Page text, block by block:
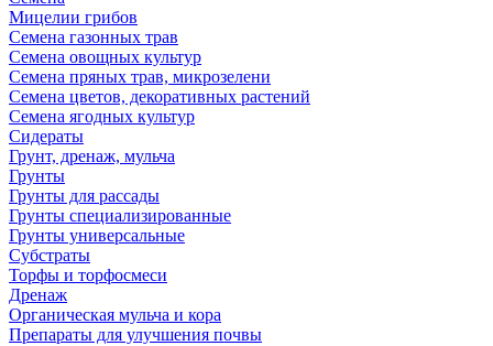
Мицелии грибов
Семена газонных трав
Семена овощных культур
Семена пряных трав, микрозелени
Семена цветов, декоративных растений
Семена ягодных культур
Сидераты
Грунт, дренаж, мульча
Грунты
Грунты для рассады
Грунты специализированные
Грунты универсальные
Субстраты
Торфы и торфосмеси
Дренаж
Органическая мульча и кора
Препараты для улучшения почвы